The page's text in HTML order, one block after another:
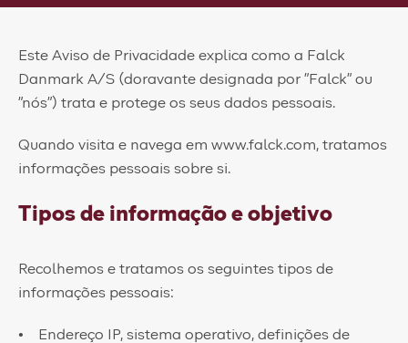
Contato
Este Aviso de Privacidade explica como a Falck
Danmark A/S (doravante designada por "Falck" ou
"nós") trata e protege os seus dados pessoais.
Quando visita e navega em www.falck.com, tratamos
informações pessoais sobre si.
Tipos de informação e objetivo
Recolhemos e tratamos os seguintes tipos de
informações pessoais:
​Endereço IP, sistema operativo, definições de